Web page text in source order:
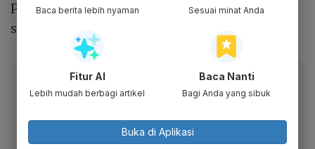
Pemerintah juga tetap menjadi pemegang
saham dwiwarna.
Baca artikel ini lewat aplikasi mobile.
Dapatkan pengalaman membaca lebih nyaman dan nikmati
Baca berita lebih nyaman Sesuai minat Anda
Fitur AI
Lebih mudah berbagi artikel
Baca Nanti
Bagi Anda yang sibuk
Buka di Aplikasi